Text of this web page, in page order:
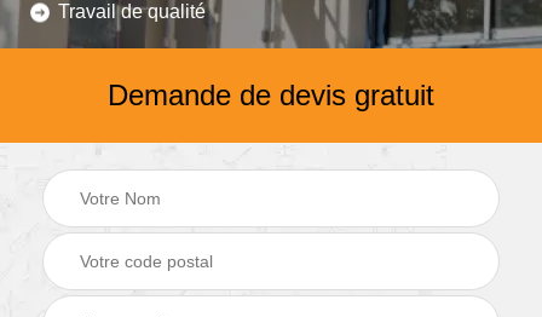
Travail de qualité
Demande de devis gratuit